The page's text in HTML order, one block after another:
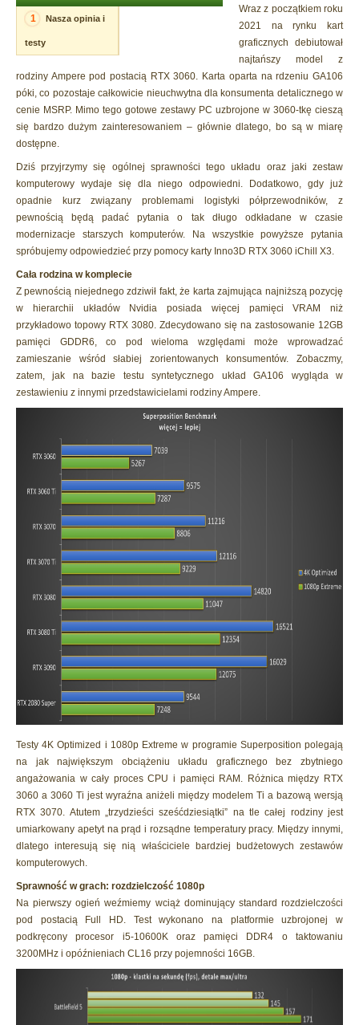
1 Nasza opinia i
testy
Wraz z początkiem roku
2021 na rynku kart
graficznych debiutował
najtańszy model z
rodziny Ampere pod postacią RTX 3060. Karta oparta na rdzeniu GA106
póki, co pozostaje całkowicie nieuchwytna dla konsumenta detalicznego w
cenie MSRP. Mimo tego gotowe zestawy PC uzbrojone w 3060-tkę cieszą
się bardzo dużym zainteresowaniem – głównie dlatego, bo są w miarę
dostępne.
Dziś przyjrzymy się ogólnej sprawności tego układu oraz jaki zestaw
komputerowy wydaje się dla niego odpowiedni. Dodatkowo, gdy już
opadnie kurz związany problemami logistyki półprzewodników, z
pewnością będą padać pytania o tak długo odkładane w czasie
modernizacje starszych komputerów. Na wszystkie powyższe pytania
spróbujemy odpowiedzieć przy pomocy karty Inno3D RTX 3060 iChill X3.
Cała rodzina w komplecie
Z pewnością niejednego zdziwił fakt, że karta zajmująca najniższą pozycję
w hierarchii układów Nvidia posiada więcej pamięci VRAM niż
przykładowo topowy RTX 3080. Zdecydowano się na zastosowanie 12GB
pamięci GDDR6, co pod wieloma względami może wprowadzać
zamieszanie wśród słabiej zorientowanych konsumentów. Zobaczmy,
zatem, jak na bazie testu syntetycznego układ GA106 wygląda w
zestawieniu z innymi przedstawicielami rodziny Ampere.
Testy 4K Optimized i 1080p Extreme w programie Superposition polegają
na jak największym obciążeniu układu graficznego bez zbytniego
angażowania w cały proces CPU i pamięci RAM. Różnica między RTX
3060 a 3060 Ti jest wyraźna aniżeli między modelem Ti a bazową wersją
RTX 3070. Atutem „trzydzieści sześćdziesiątki” na tle całej rodziny jest
umiarkowany apetyt na prąd i rozsądne temperatury pracy. Między innymi,
dlatego interesują się nią właściciele bardziej budżetowych zestawów
komputerowych.
Sprawność w grach: rozdzielczość 1080p
Na pierwszy ogień weźmiemy wciąż dominujący standard rozdzielczości
pod postacią Full HD. Test wykonano na platformie uzbrojonej w
podkręcony procesor i5-10600K oraz pamięci DDR4 o taktowaniu
3200MHz i opóźnieniach CL16 przy pojemności 16GB.